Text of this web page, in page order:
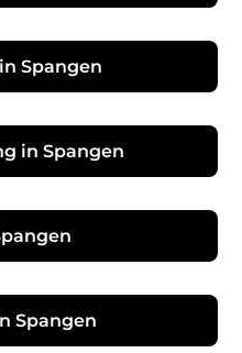
Spangen
in Spangen
Spangen